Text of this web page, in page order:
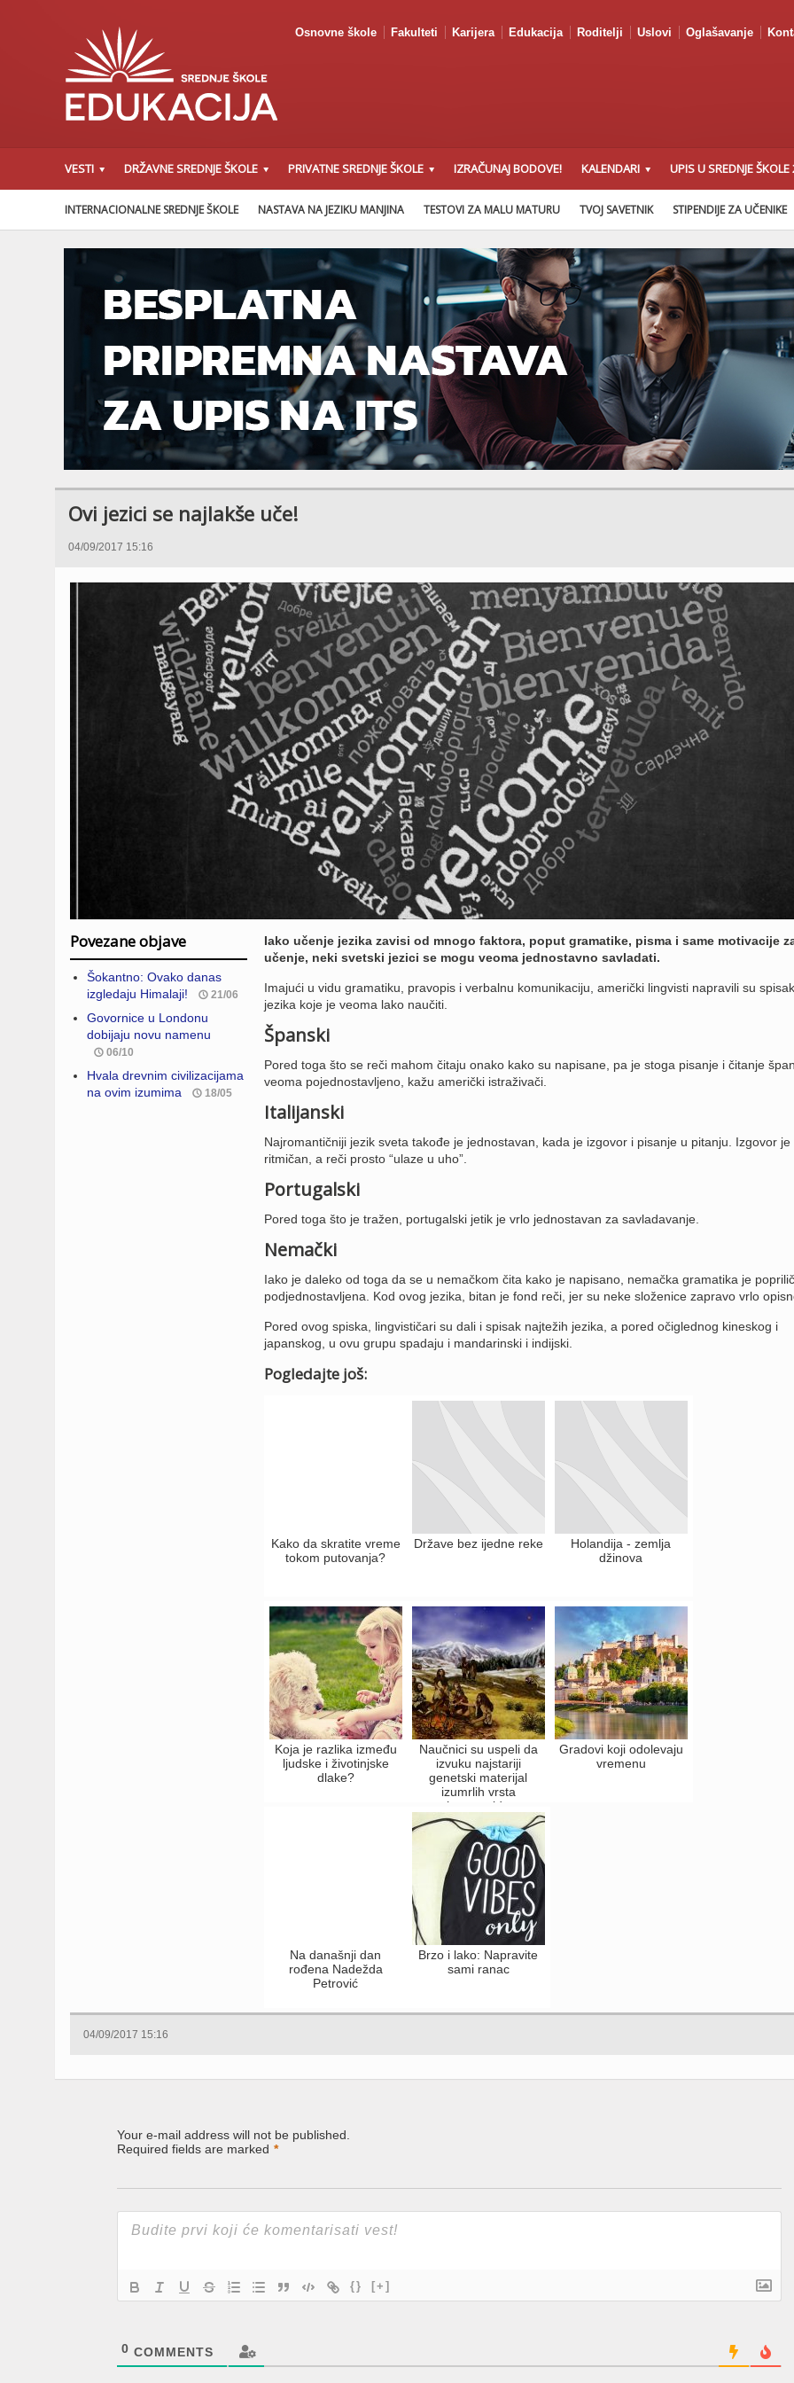
Osnovne škole Fakulteti Karijera Edukacija Roditelji Uslovi Oglašavanje
VESTI DRŽAVNE SREDNJE ŠKOLE PRIVATNE SREDNJE ŠKOLE IZRAČUNAJ BODOVE! KALENDARI UPIS U SREDNJE
INTERNACIONALNE SREDNJE ŠKOLE NASTAVA NA JEZIKU MANJINA TESTOVI ZA MALU MATURU TVOJ SAVETNIK STIPENDIJE ZA UČENIKE
Ovi jezici se najlakše uče!
04/09/2017 15:16
Povezane objave
Šokantno: Ovako danas
izgledaju Himalaji!
21/06
Govornice u Londonu
dobijaju novu namenu
06/10
Hvala drevnim civilizacijama
na ovim izumima
18/05
Iako učenje jezika zavisi od mnogo faktora, poput gramatike, pisma i same motivacije
učenje, neki svetski jezici se mogu veoma jednostavno savladati.
Imajući u vidu gramatiku, pravopis i verbalnu komunikaciju, američki lingvisti napravili su spisak
jezika koje je veoma lako naučiti.
Španski
Pored toga što se reči mahom čitaju onako kako su napisane, pa je stoga pisanje i čitanje
veoma pojednostavljeno, kažu američki istraživači.
Italijanski
Najromantičniji jezik sveta takođe je jednostavan, kada je izgovor i pisanje u pitanju. Izgovor je
ritmičan, a reči prosto “ulaze u uho”.
Portugalski
Pored toga što je tražen, portugalski jetik je vrlo jednostavan za savladavanje.
Nemački
Iako je daleko od toga da se u nemačkom čita kako je napisano, nemačka gramatika je
podjednostavljena. Kod ovog jezika, bitan je fond reči, jer su neke složenice zapravo vrlo
Pored ovog spiska, lingvističari su dali i spisak najtežih jezika, a pored očiglednog kineskog i
japanskog, u ovu grupu spadaju i mandarinski i indijski.
Pogledajte još:
Kako da skratite vreme
tokom putovanja?
Države bez ijedne reke
Holandija - zemlja
džinova
Koja je razlika između
ljudske i životinjske
dlake?
Naučnici su uspeli da
izvuku najstariji
genetski materijal
izumrlih vrsta
humanoida
Gradovi koji odolevaju
vremenu
Na današnji dan
rođena Nadežda
Petrović
Brzo i lako: Napravite
sami ranac
04/09/2017 15:16
Your e-mail address will not be published.
Required fields are marked *
{} [+]
0 COMMENTS